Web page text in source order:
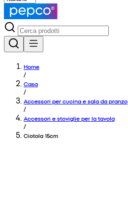
Home
/
Casa
/
Accessori per cucina e sala da pranzo
/
Accessori e stoviglie per la tavola
/
Ciotola 15cm